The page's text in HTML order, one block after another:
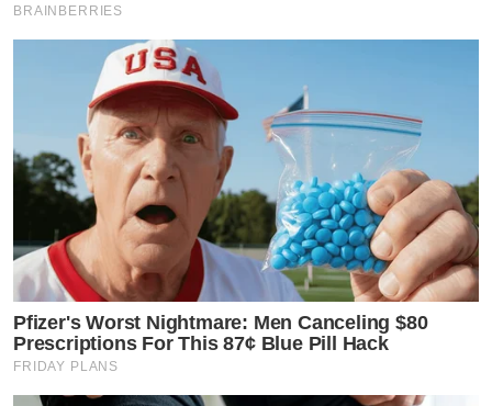
BRAINBERRIES
Pfizer's Worst Nightmare: Men Canceling $80
Prescriptions For This 87¢ Blue Pill Hack
FRIDAY PLANS